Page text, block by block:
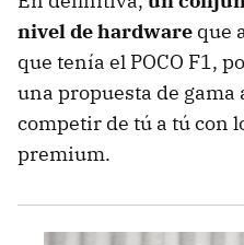
nivel de hardware que
que tenía el POCO F1,
una propuesta de gama
competir de tú a tú con
premium.